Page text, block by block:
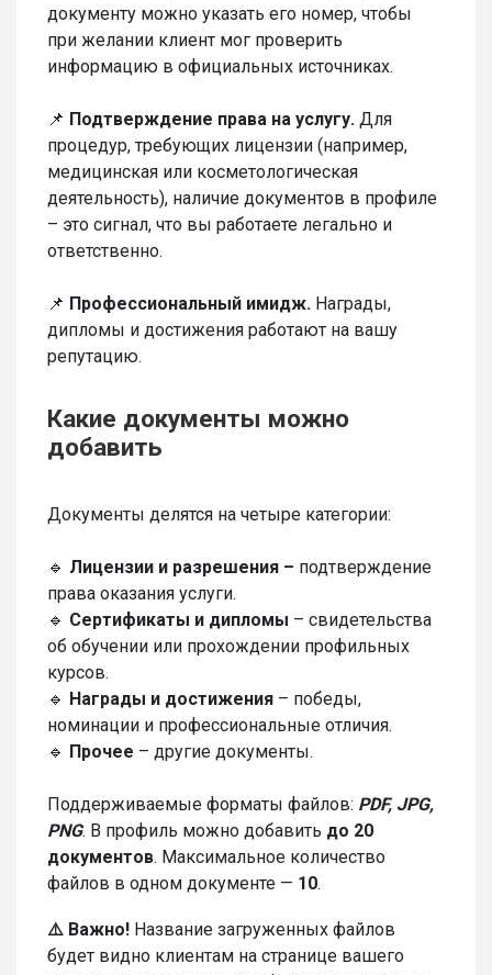
документу можно указать его номер, чтобы
при желании клиент мог проверить
информацию в официальных источниках.
📌 Подтверждение права на услугу. Для
процедур, требующих лицензии (например,
медицинская или косметологическая
деятельность), наличие документов в профиле
– это сигнал, что вы работаете легально и
ответственно.
📌 Профессиональный имидж. Награды,
дипломы и достижения работают на вашу
репутацию.
Какие документы можно
добавить
Документы делятся на четыре категории:
🔹 Лицензии и разрешения – подтверждение
права оказания услуги.
🔹 Сертификаты и дипломы – свидетельства
об обучении или прохождении профильных
курсов.
🔹 Награды и достижения – победы,
номинации и профессиональные отличия.
🔹 Прочее – другие документы.
Поддерживаемые форматы файлов: PDF, JPG,
PNG. В профиль можно добавить до 20
документов. Максимальное количество
файлов в одном документе — 10.
⚠️ Важно! Название загруженных файлов
будет видно клиентам на странице вашего